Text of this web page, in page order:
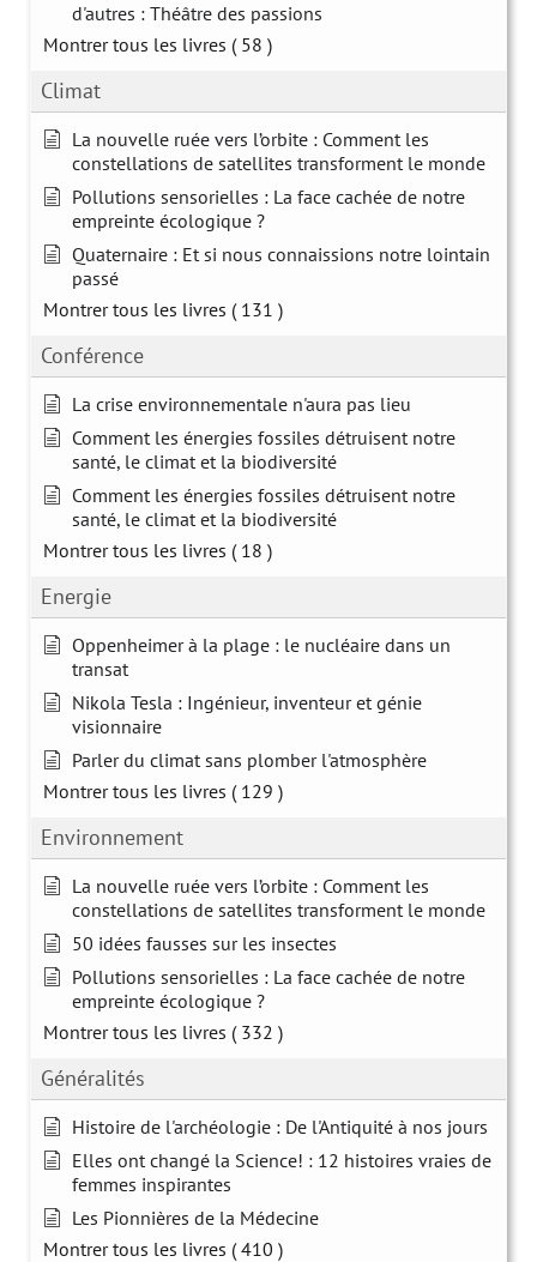
d'autres : Théâtre des passions
Montrer tous les livres ( 58 )
Climat
La nouvelle ruée vers l’orbite : Comment les
constellations de satellites transforment le monde
Pollutions sensorielles : La face cachée de notre
empreinte écologique ?
Quaternaire : Et si nous connaissions notre lointain
passé
Montrer tous les livres ( 131 )
Conférence
La crise environnementale n'aura pas lieu
Comment les énergies fossiles détruisent notre
santé, le climat et la biodiversité
Comment les énergies fossiles détruisent notre
santé, le climat et la biodiversité
Montrer tous les livres ( 18 )
Energie
Oppenheimer à la plage : le nucléaire dans un
transat
Nikola Tesla : Ingénieur, inventeur et génie
visionnaire
Parler du climat sans plomber l'atmosphère
Montrer tous les livres ( 129 )
Environnement
La nouvelle ruée vers l’orbite : Comment les
constellations de satellites transforment le monde
50 idées fausses sur les insectes
Pollutions sensorielles : La face cachée de notre
empreinte écologique ?
Montrer tous les livres ( 332 )
Généralités
Histoire de l'archéologie : De l'Antiquité à nos jours
Elles ont changé la Science! : 12 histoires vraies de
femmes inspirantes
Les Pionnières de la Médecine
Montrer tous les livres ( 410 )